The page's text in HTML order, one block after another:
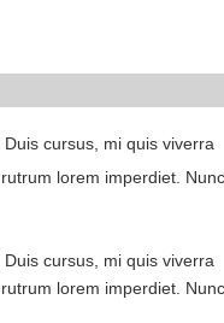
cursus, mi quis viverra
lorem imperdiet.
cursus, mi quis viverra
lorem imperdiet.